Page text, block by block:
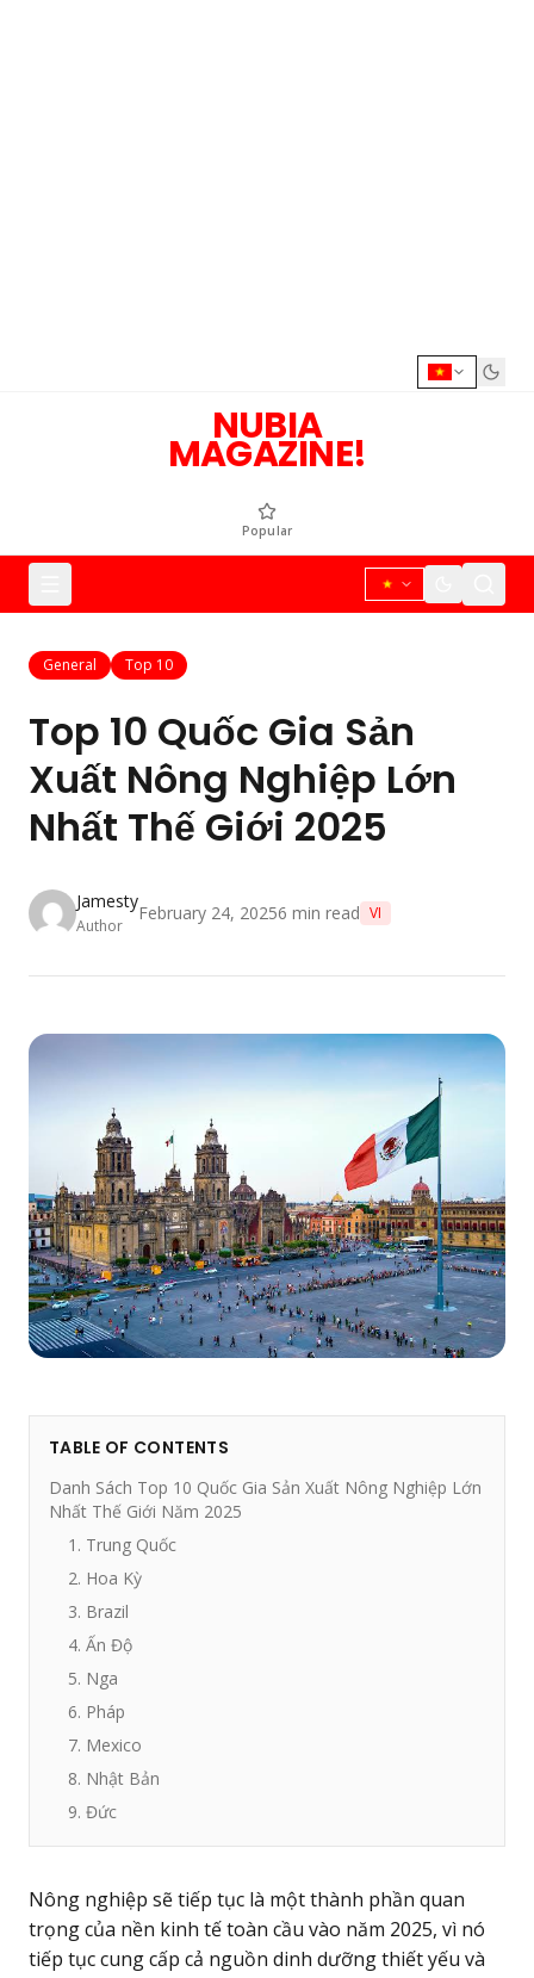
NUBIA
MAGAZINE!
Popular
General Top 10
Top 10 Quốc Gia Sản
Xuất Nông Nghiệp Lớn
Nhất Thế Giới 2025
Jamesty
Author
February 24, 20256 min read VI
TABLE OF CONTENTS
Danh Sách Top 10 Quốc Gia Sản Xuất Nông Nghiệp Lớn
Nhất Thế Giới Năm 2025
1. Trung Quốc
2. Hoa Kỳ
3. Brazil
4. Ấn Độ
5. Nga
6. Pháp
7. Mexico
8. Nhật Bản
9. Đức
Nông nghiệp sẽ tiếp tục là một thành phần quan
trọng của nền kinh tế toàn cầu vào năm 2025, vì nó
tiếp tục cung cấp cả nguồn dinh dưỡng thiết yếu và